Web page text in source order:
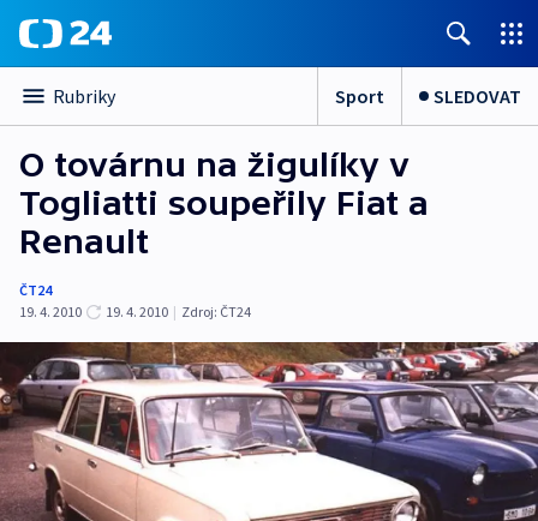
Rubriky Sport SLEDOVAT
O továrnu na žigulíky v
Togliatti soupeřily Fiat a
Renault
ČT24
19. 4. 2010
19. 4. 2010 | Zdroj: ČT24